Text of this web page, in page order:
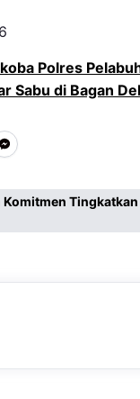
Polres
Sabu di Bagan
Tingkatkan